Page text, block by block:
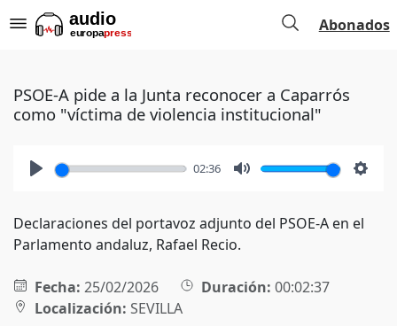
Abonados
PSOE-A pide a la Junta reconocer a Caparrós
como "víctima de violencia institucional"
02:36
Declaraciones del portavoz adjunto del PSOE-A en el
Parlamento andaluz, Rafael Recio.
Fecha: 25/02/2026 Duración: 00:02:37
Localización: SEVILLA